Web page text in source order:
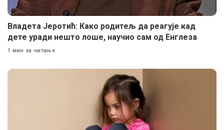
Владета Јеротић: Како родитељ да реагује кад
дете уради нешто лоше, научио сам од Енглеза
1 мин за читање